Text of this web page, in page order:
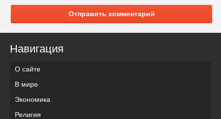
Отправить комментарий
Навигация
О сайте
В мире
Экономика
Религия